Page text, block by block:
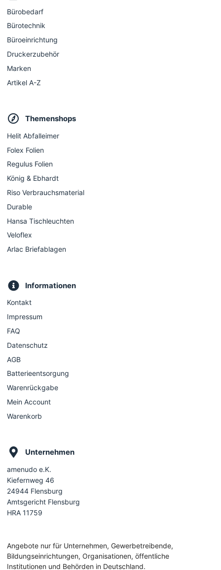
Bürobedarf
Bürotechnik
Büroeinrichtung
Druckerzubehör
Marken
Artikel A-Z
Themenshops
Helit Abfalleimer
Folex Folien
Regulus Folien
König & Ebhardt
Riso Verbrauchsmaterial
Durable
Hansa Tischleuchten
Veloflex
Arlac Briefablagen
Informationen
Kontakt
Impressum
FAQ
Datenschutz
AGB
Batterieentsorgung
Warenrückgabe
Mein Account
Warenkorb
Unternehmen
amenudo e.K.
Kiefernweg 46
24944 Flensburg
Amtsgericht Flensburg
HRA 11759
Angebote nur für Unternehmen, Gewerbetreibende,
Bildungseinrichtungen, Organisationen, öffentliche
Institutionen und Behörden in Deutschland.